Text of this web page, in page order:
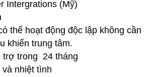
Intergrations (Mỹ)
thể hoạt động độc lập không cần
khiển trung tâm.
trợ trong 24 tháng
nhiệt tình